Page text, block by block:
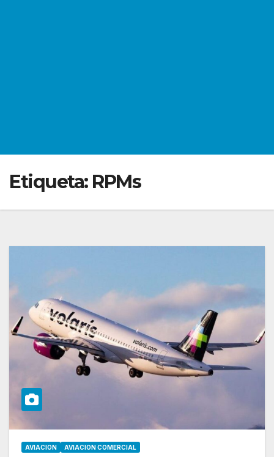
Etiqueta: RPMs
AVIACION AVIACION COMERCIAL